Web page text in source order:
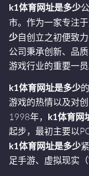
k1体育网址是多少
市。作为一家专注
少自创立之初便致
公司秉承创新、品
游戏行业的重要一员
k1体育网址是多少
游戏的热情以及对
1998年， k1体育网
起步，最初主要以
k1体育网址是多少
足手游、虚拟现实